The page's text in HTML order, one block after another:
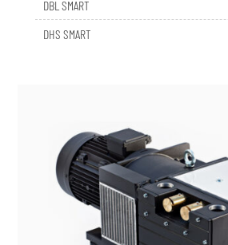
DHS SMART